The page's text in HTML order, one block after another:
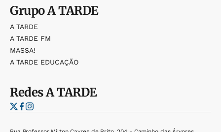
GrupoA TARDE
A TARDE
A TARDE FM
MASSA!
A TARDE EDUCAÇÃO
RedesA TARDE